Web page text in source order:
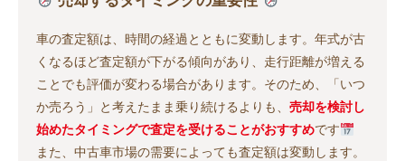
車の査定額は、時間の経過とともに変動します。年式が古
くなるほど査定額が下がる傾向があり、走行距離が増える
ことでも評価が変わる場合があります。そのため、「いつ
か売ろう」と考えたまま乗り続けるよりも、 売却を検討し
始めたタイミングで査定を受けることがおすすめです
また、中古車市場の需要によっても査定額は変動します。